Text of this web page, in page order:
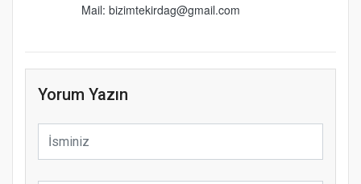
Mail: bizimtekirdag@gmail.com
Yorum Yazın